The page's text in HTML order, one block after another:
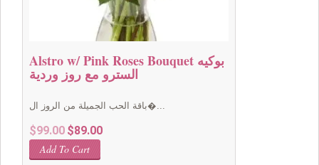
Alstro w/ Pink Roses Bouquet بوكيه
السترو مع روز وردية
باقة الحب الجميلة من الروز ال�...
$99.00 Original
price
was:
$89.00Current
Add To Cart